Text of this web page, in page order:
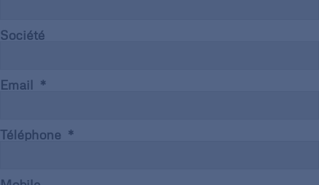
Société
Email
Téléphone